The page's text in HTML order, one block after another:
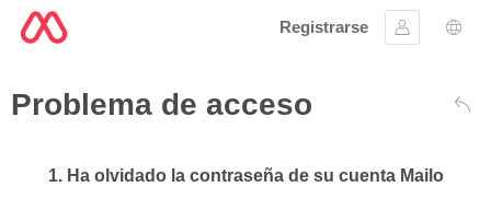
Registrarse
Ingresar
Problema de acceso
1. Ha olvidado la contraseña de su cuenta Mailo